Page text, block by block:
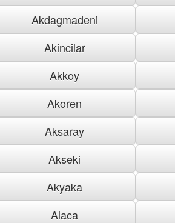
Akdagmadeni
Akincilar
Akkoy
Akoren
Aksaray
Akseki
Akyaka
Alaca